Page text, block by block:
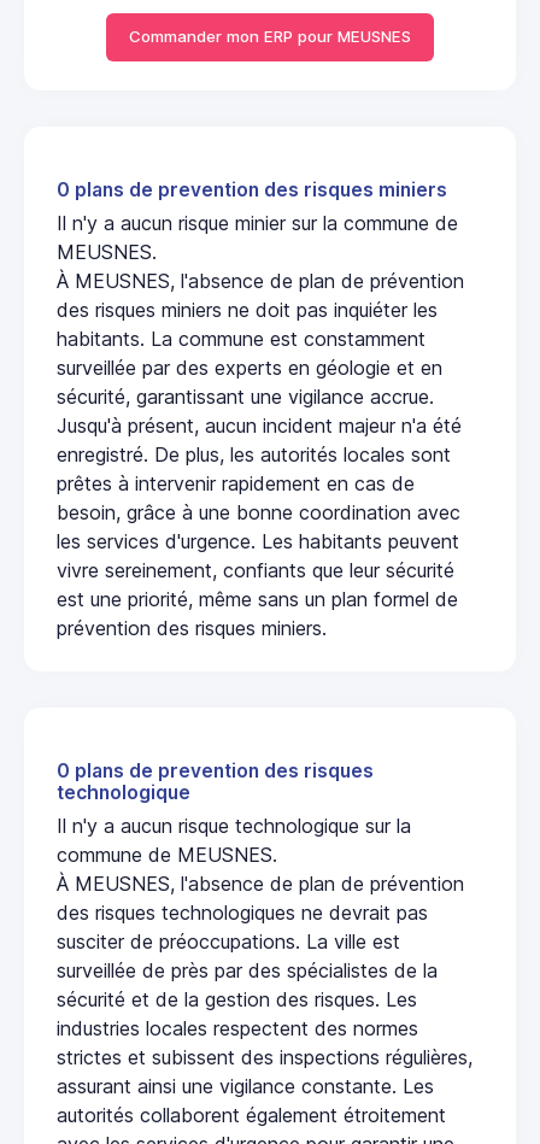
Commander mon ERP pour MEUSNES
0 plans de prevention des risques miniers
Il n'y a aucun risque minier sur la commune de
MEUSNES.
À MEUSNES, l'absence de plan de prévention
des risques miniers ne doit pas inquiéter les
habitants. La commune est constamment
surveillée par des experts en géologie et en
sécurité, garantissant une vigilance accrue.
Jusqu'à présent, aucun incident majeur n'a été
enregistré. De plus, les autorités locales sont
prêtes à intervenir rapidement en cas de
besoin, grâce à une bonne coordination avec
les services d'urgence. Les habitants peuvent
vivre sereinement, confiants que leur sécurité
est une priorité, même sans un plan formel de
prévention des risques miniers.
0 plans de prevention des risques
technologique
Il n'y a aucun risque technologique sur la
commune de MEUSNES.
À MEUSNES, l'absence de plan de prévention
des risques technologiques ne devrait pas
susciter de préoccupations. La ville est
surveillée de près par des spécialistes de la
sécurité et de la gestion des risques. Les
industries locales respectent des normes
strictes et subissent des inspections régulières,
assurant ainsi une vigilance constante. Les
autorités collaborent également étroitement